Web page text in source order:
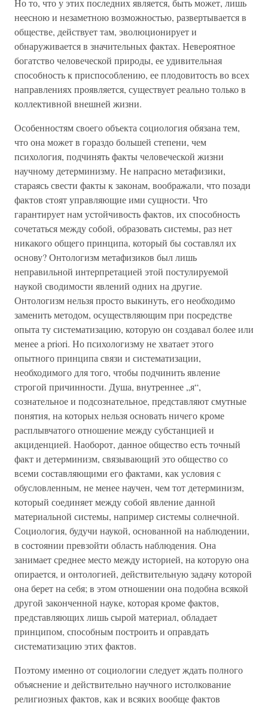
Но то, что у этих последних является, быть может, лишь
неесною и незаметною возможностью, развертывается в
обществе, действует там, эволюционирует и
обнаруживается в значительных фактах. Невероятное
богатство человеческой природы, ее удивительная
способность к приспособлению, ее плодовитость во всех
направлениях проявляется, существует реально только в
коллективной внешней жизни.
Особенностям своего объекта социология обязана тем,
что она может в гораздо большей степени, чем
психология, подчинять факты человеческой жизни
научному детерминизму. Не напрасно метафизики,
стараясь свести факты к законам, воображали, что позади
фактов стоят управляющие ими сущности. Что
гарантирует нам устойчивость фактов, их способность
сочетаться между собой, образовать системы, раз нет
никакого общего принципа, который бы составлял их
основу? Онтологизм метафизиков был лишь
неправильной интерпретацией этой постулируемой
наукой сводимости явлений одних на другие.
Онтологизм нельзя просто выкинуть, его необходимо
заменить методом, осуществляющим при посредстве
опыта ту систематизацию, которую он создавал более или
менее a priori. Но психологизму не хватает этого
опытного принципа связи и систематизации,
необходимого для того, чтобы подчинить явление
строгой причинности. Душа, внутреннее „я“,
сознательное и подсознательное, представляют смутные
понятия, на которых нельзя основать ничего кроме
расплывчатого отношение между субстанцией и
акциденцией. Наоборот, данное общество есть точный
факт и детерминизм, связывающий это общество со
всеми составляющими его фактами, как условия с
обусловленным, не менее научен, чем тот детерминизм,
который соединяет между собой явление данной
материальной системы, например системы солнечной.
Социология, будучи наукой, основанной на наблюдении,
в состоянии превзойти область наблюдения. Она
занимает среднее место между историей, на которую она
опирается, и онтологией, действительную задачу которой
она берет на себя; в этом отношении она подобна всякой
другой законченной науке, которая кроме фактов,
представляющих лишь сырой материал, обладает
принципом, способным построить и оправдать
систематизацию этих фактов.
Поэтому именно от социологии следует ждать полного
объяснение и действительно научного истолкование
религиозных фактов, как и всяких вообще фактов